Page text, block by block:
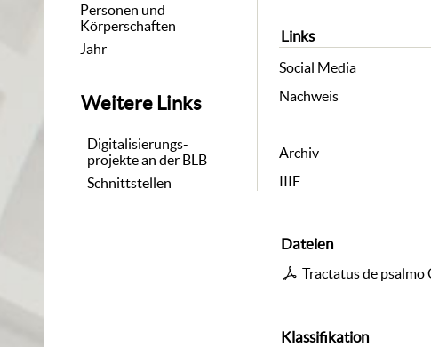
Personen und
Körperschaften
Jahr
Weitere Links
Digitalisierungs-
projekte an der BLB
Schnittstellen
Links
Social Media
Nachweis
Archiv
IIIF
Dateien
Tractatus de psalmo
Klassifikation